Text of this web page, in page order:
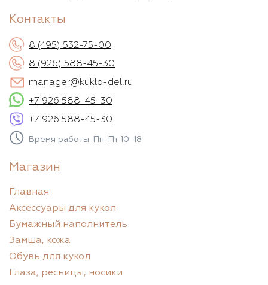
Контакты
8 (495) 532-75-00
8 (926) 588-45-30
manager@kuklo-del.ru
+7 926 588-45-30
+7 926 588-45-30
Время работы: Пн-Пт 10-18
Магазин
Главная
Аксессуары для кукол
Бумажный наполнитель
Замша, кожа
Обувь для кукол
Глаза, ресницы, носики